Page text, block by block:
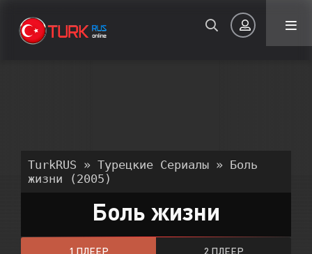
ВОЙТИ НА САЙТ
TurkRUS » Турецкие Сериалы » Боль
жизни (2005)
Боль жизни
1 ПЛЕЕР 2 ПЛЕЕР